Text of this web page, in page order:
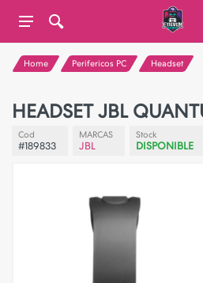
Home Perifericos PC Headset
HEADSET JBL
Cod
#189833
MARCAS
JBL
Stock
DISPONIBLE